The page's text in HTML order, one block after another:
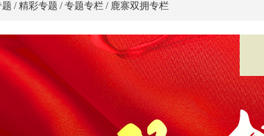
/ 精彩专题 / 专题专栏 / 鹿寨双拥专栏